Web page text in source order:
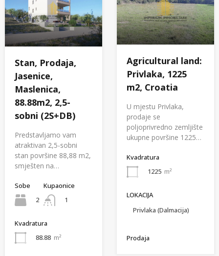
Stan, Prodaja,
Jasenice,
Maslenica,
88.88m2, 2,5-
sobni (2S+DB)
Predstavljamo vam
atraktivan 2,5-sobni
stan površine 88,88 m2,
smješten na…
Sobe
2
Kupaonice
1
Kvadratura
88.88 m²
Agricultural land:
Privlaka, 1225
m2, Croatia
U mjestu Privlaka,
prodaje se
poljoprivredno zemljište
ukupne površine 1225…
Kvadratura
1225 m²
LOKACIJA
Privlaka (Dalmacija)
Prodaja